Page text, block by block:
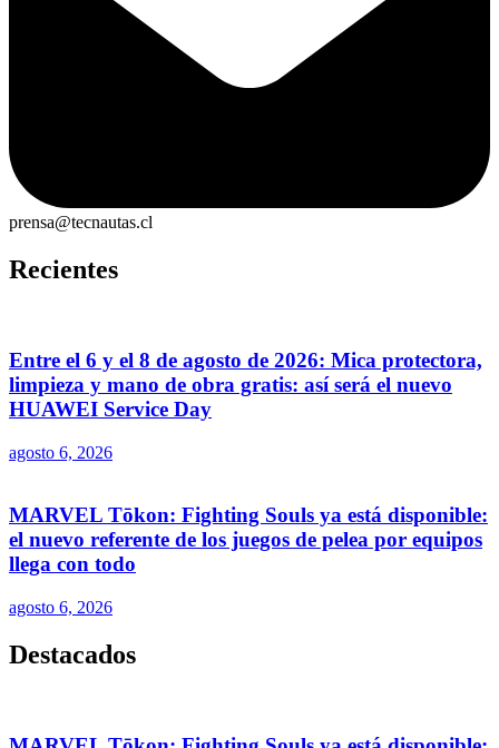
prensa@tecnautas.cl
Recientes
Entre el 6 y el 8 de agosto de 2026: Mica protectora,
limpieza y mano de obra gratis: así será el nuevo
HUAWEI Service Day
agosto 6, 2026
MARVEL Tōkon: Fighting Souls ya está disponible:
el nuevo referente de los juegos de pelea por equipos
llega con todo
agosto 6, 2026
Destacados